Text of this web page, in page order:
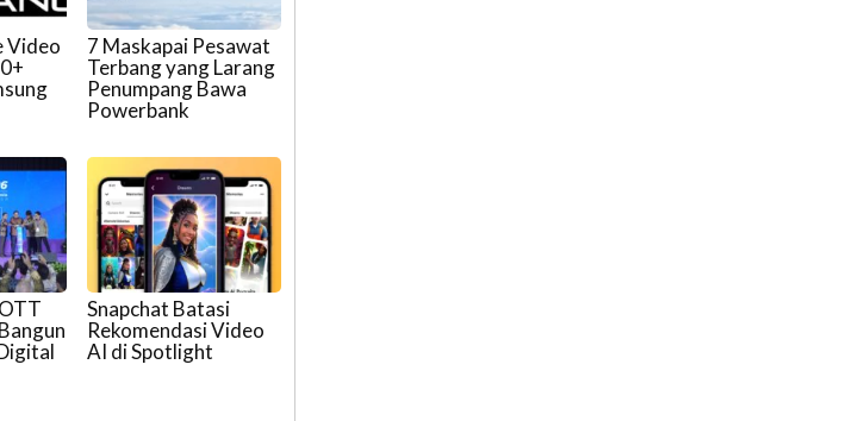
Video
7 Maskapai Pesawat
Terbang yang Larang
Penumpang Bawa
Powerbank
Snapchat Batasi
Rekomendasi Video
AI di Spotlight